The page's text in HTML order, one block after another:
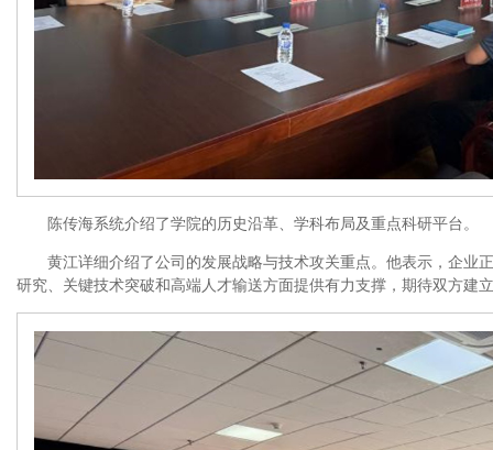
陈传海系统介绍了学院的历史沿革、学科布局及重点科研平台。
黄江详细介绍了公司的发展战略与技术攻关重点。他表示，企业
研究、关键技术突破和高端人才输送方面提供有力支撑，期待双方建